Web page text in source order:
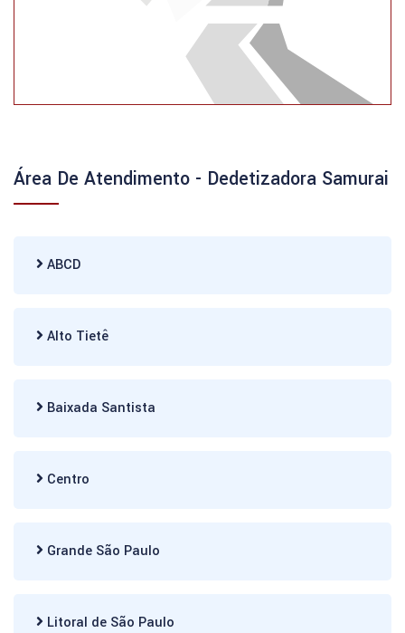
Área De Atendimento - Dedetizadora Samurai
ABCD
Alto Tietê
Baixada Santista
Centro
Grande São Paulo
Litoral de São Paulo